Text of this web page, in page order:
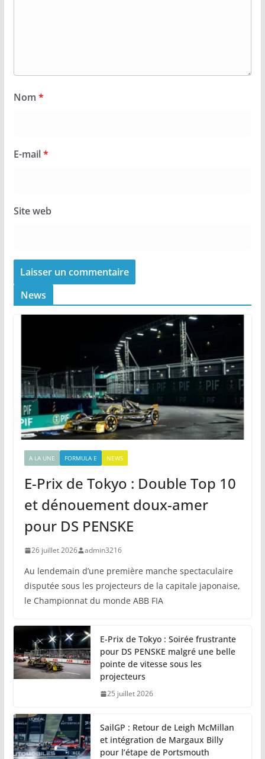
Nom *
E-mail*
Site web
News
A LA UNE FORMULA E NEWS
E-Prix de Tokyo : Double Top 10
et dénouement doux-amer
pour DS PENSKE
26 juillet 2026 admin3216
Au lendemain d’une première manche spectaculaire
disputée sous les projecteurs de la capitale japonaise,
le Championnat du monde ABB FIA
E-Prix de Tokyo : Soirée frustrante
pour DS PENSKE malgré une belle
pointe de vitesse sous les
projecteurs
25 juillet 2026
SailGP : Retour de Leigh McMillan
et intégration de Margaux Billy
pour l’étape de Portsmouth